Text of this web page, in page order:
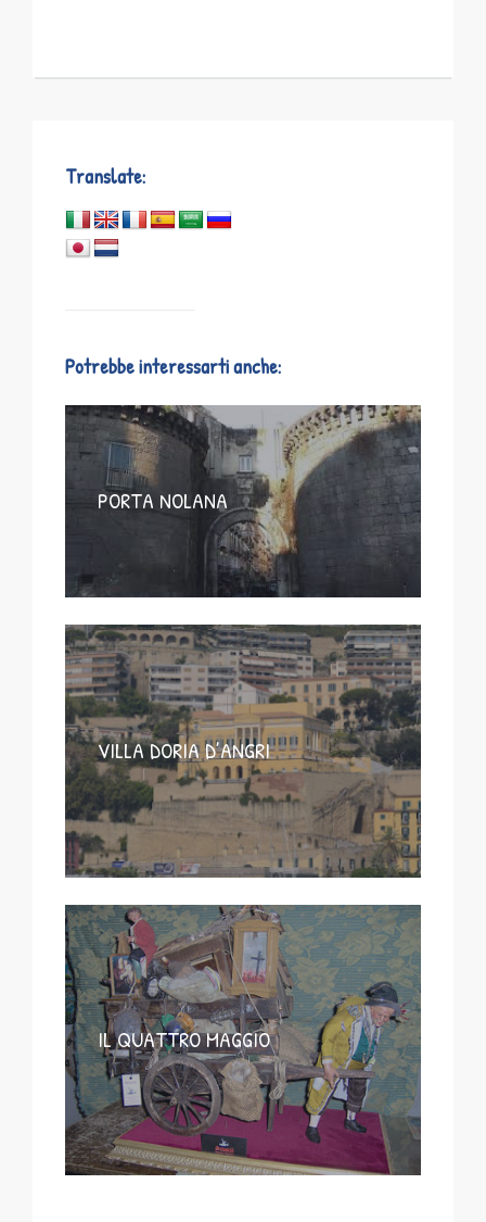
Translate:
Potrebbe interessarti anche:
PORTA NOLANA
VILLA DORIA D’ANGRI
IL QUATTRO MAGGIO